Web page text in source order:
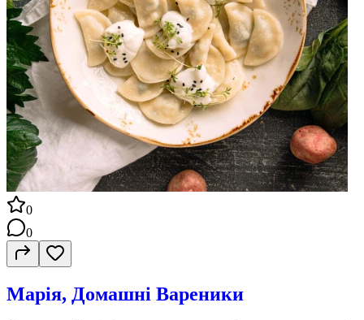
0
0
Марія, Домашні Вареники